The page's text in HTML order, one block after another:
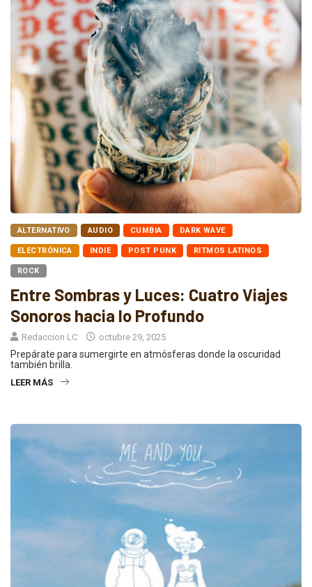
ALTERNATIVO AUDIO CUMBIA DARK WAVE
ELECTRÓNICA INDIE POST PUNK RITMOS LATINOS
ROCK
Entre Sombras y Luces: Cuatro Viajes
Sonoros hacia lo Profundo
Redaccion LC octubre 29, 2025
Prepárate para sumergirte en atmósferas donde la oscuridad
también brilla.
LEER MÁS